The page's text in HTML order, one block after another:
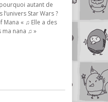
autant de
Star Wars ?
Mana « ♫ Elle a des
ma nana ♫ »